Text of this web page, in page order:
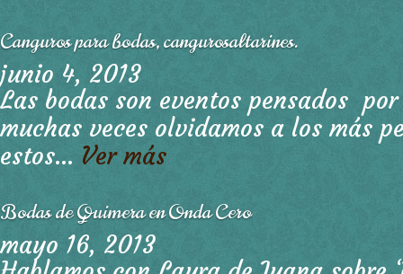
Canguros para bodas, cangurosaltarines.
junio 4, 2013
Las bodas son eventos pensados
muchas veces olvidamos a los más
estos... Ver más
Bodas de Quimera en Onda Cero
mayo 16, 2013